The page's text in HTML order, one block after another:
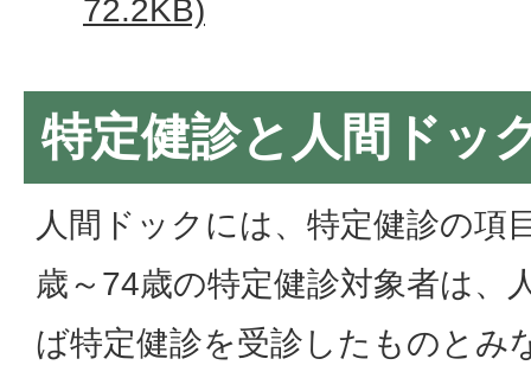
72.2KB)
特定健診と人間ドッ
人間ドックには、特定健診の項
歳～74歳の特定健診対象者は、
ば特定健診を受診したものとみ